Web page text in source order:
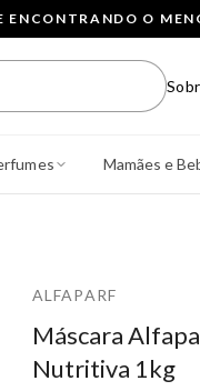
ENCONTRANDO O
Mamães e
ALFAPARF
Máscara
Nutritiva 1kg